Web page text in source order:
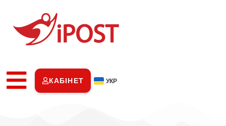
КАБІНЕТ УКР